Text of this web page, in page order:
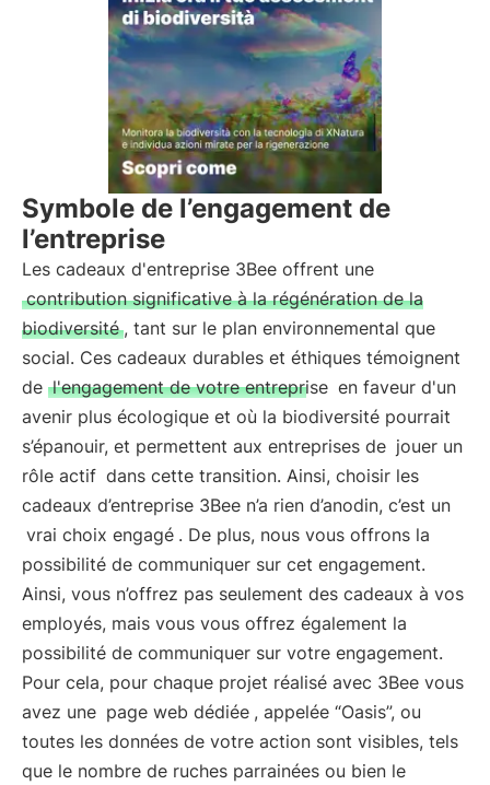
Symbole de l’engagement de
l’entreprise
Les cadeaux d'entreprise 3Bee offrent une
contribution significative à la régénération de la
biodiversité , tant sur le plan environnemental que
social. Ces cadeaux durables et éthiques témoignent
de l'engagement de votre entreprise en faveur d'un
avenir plus écologique et où la biodiversité pourrait
s’épanouir, et permettent aux entreprises de jouer un
rôle actif dans cette transition. Ainsi, choisir les
cadeaux d’entreprise 3Bee n’a rien d’anodin, c’est un
vrai choix engagé . De plus, nous vous offrons la
possibilité de communiquer sur cet engagement.
Ainsi, vous n’offrez pas seulement des cadeaux à vos
employés, mais vous vous offrez également la
possibilité de communiquer sur votre engagement.
Pour cela, pour chaque projet réalisé avec 3Bee vous
avez une page web dédiée , appelée “Oasis”, ou
toutes les données de votre action sont visibles, tels
que le nombre de ruches parrainées ou bien le